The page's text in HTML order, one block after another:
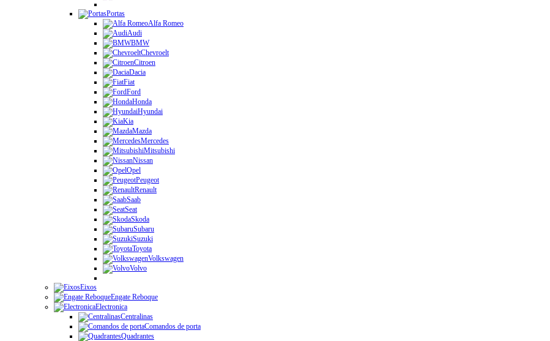
Portas
Alfa Romeo
Audi
BMW
Chevroelt
Citroen
Dacia
Fiat
Ford
Honda
Hyundai
Kia
Mazda
Mercedes
Mitsubishi
Nissan
Opel
Peugeot
Renault
Saab
Seat
Skoda
Subaru
Suzuki
Toyota
Volkswagen
Volvo
Eixos
Engate Reboque
Electronica
Centralinas
Comandos de porta
Quadrantes